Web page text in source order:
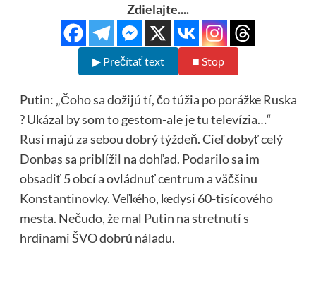
Zdielajte....
▶ Prečítať text ■ Stop
Putin: „Čoho sa dožijú tí, čo túžia po porážke Ruska
? Ukázal by som to gestom-ale je tu televízia…“
Rusi majú za sebou dobrý týždeň. Cieľ dobyť celý
Donbas sa priblížil na dohľad. Podarilo sa im
obsadiť 5 obcí a ovládnuť centrum a väčšinu
Konstantinovky. Veľkého, kedysi 60-tisícového
mesta. Nečudo, že mal Putin na stretnutí s
hrdinami ŠVO dobrú náladu.